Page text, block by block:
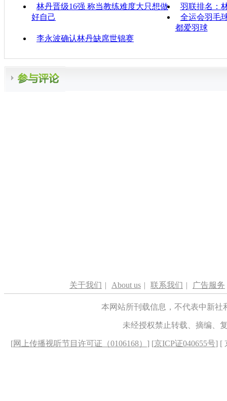
林丹晋级16强 称当教练难度大只想做
好自己
羽联排名：
全运会羽毛
都爱羽球
李永波确认林丹缺席世锦赛
关于我们 | About us | 联系我们 | 广告服务
本网站所刊载信息，不代表中新
未经授权禁止转载、摘编、
[网上传播视听节目许可证（0106168） ] [京ICP证040655号] [